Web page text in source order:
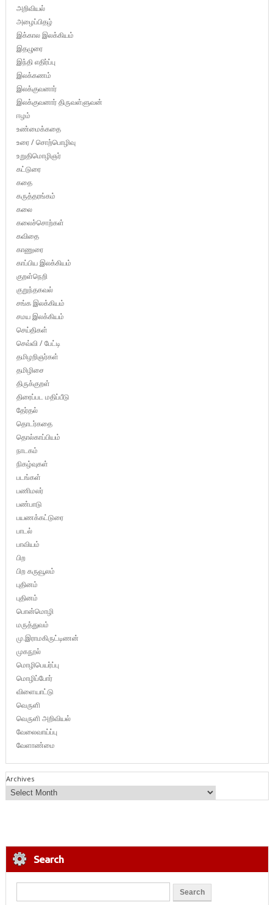
அறிவியல்
அழைப்பிதழ்
இக்கால இலக்கியம்
இதழுரை
இந்தி எதிர்ப்பு
இலக்கணம்
இலக்குவனார்
இலக்குவனார் திருவள்ளுவன்
ஈழம்
உண்மைக்கதை
உரை / சொற்பொழிவு
உறுதிமொழிஞர்
கட்டுரை
கதை
கருத்தரங்கம்
கலை
கலைச்சொற்கள்
கவிதை
காணுரை
காப்பிய இலக்கியம்
குறள்நெறி
குறுந்தகவல்
சங்க இலக்கியம்
சமய இலக்கியம்
செய்திகள்
செவ்வி / பேட்டி
தமிழறிஞர்கள்
தமிழிசை
திருக்குறள்
திரைப்பட மதிப்பீடு
தேர்தல்
தொடர்கதை
தொல்காப்பியம்
நாடகம்
நிகழ்வுகள்
படங்கள்
பணிமலர்
பண்பாடு
பயணக்கட்டுரை
பாடல்
பாவியம்
பிற
பிற கருவூலம்
புதினம்
புதினம்
பொன்மொழி
மருத்துவம்
மு.இராமகிருட்டிணன்
முகநூல்
மொழிபெயர்ப்பு
மொழிப்போர்
விளையாட்டு
வெருளி
வெருளி அறிவியல்
வேலைவாய்ப்பு
வேளாண்மை
Archives
Search